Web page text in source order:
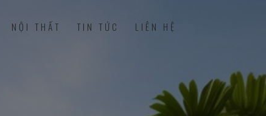
NỘI THẤT TIN TỨC LIÊN HỆ